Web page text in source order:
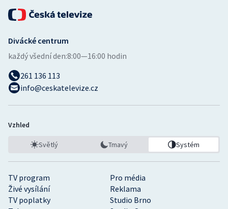
TV program
Pro média
Živé vysílání
Reklama
TV poplatky
Studio Brno
Divácké centrum
každý všední den:8:00—16:00 hodin
261 136 113
info@ceskatelevize.cz
Vzhled
Světlý Tmavý Systém